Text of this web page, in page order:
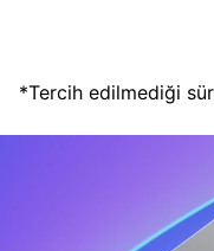
*Tercih edilmediği